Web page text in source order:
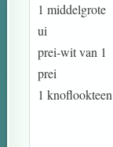
1 middelgrote
ui
prei-wit van 1
prei
1 knoflookteen